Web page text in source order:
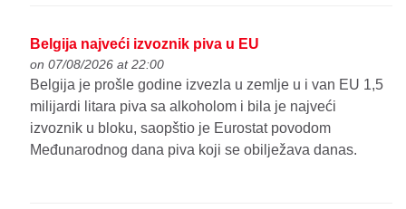
Belgija najveći izvoznik piva u EU
on 07/08/2026 at 22:00
Belgija je prošle godine izvezla u zemlje u i van EU 1,5
milijardi litara piva sa alkoholom i bila je najveći
izvoznik u bloku, saopštio je Eurostat povodom
Međunarodnog dana piva koji se obilježava danas.